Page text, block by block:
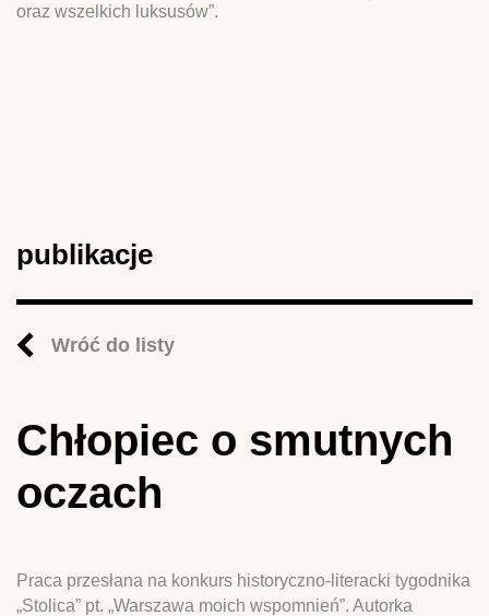
oraz wszelkich luksusów”.
publikacje
Wróć do listy
Chłopiec o smutnych
oczach
Praca przesłana na konkurs historyczno-literacki tygodnika
„Stolica” pt. „Warszawa moich wspomnień”. Autorka